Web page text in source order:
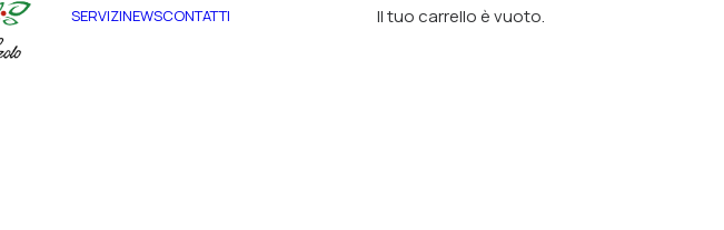
SERVIZINEWSCONTATTI Il tuo carrello è vuoto.